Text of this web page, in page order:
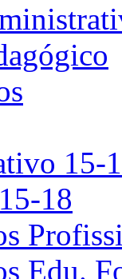
15-
18
Edu.